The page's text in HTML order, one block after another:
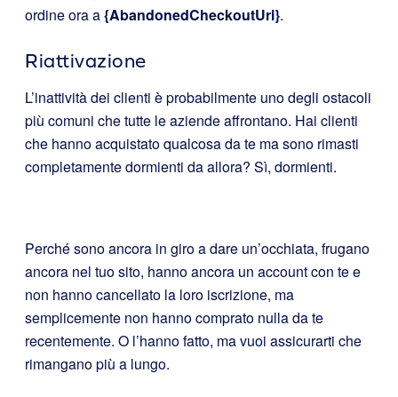
ordine ora a{AbandonedCheckoutUrl}.
Riattivazione
L’inattività dei clienti è probabilmente uno degli ostacoli
più comuni che tutte le aziende affrontano. Hai clienti
che hanno acquistato qualcosa da te ma sono rimasti
completamente dormienti da allora? Sì, dormienti.
Perché sono ancora in giro a dare un’occhiata, frugano
ancora nel tuo sito, hanno ancora un account con te e
non hanno cancellato la loro iscrizione, ma
semplicemente non hanno comprato nulla da te
recentemente. O l’hanno fatto, ma vuoi assicurarti che
rimangano più a lungo.